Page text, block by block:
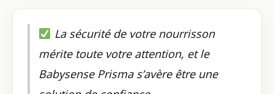
La sécurité de votre nourrisson
mérite toute votre attention, et le
Babysense Prisma s’avère être une